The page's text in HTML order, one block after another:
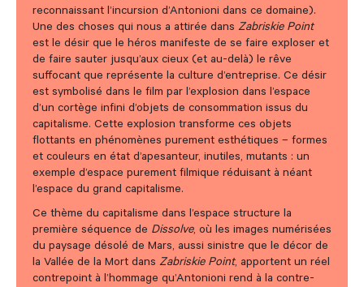
reconnaissant l’incursion d’Antonioni dans ce domaine).
Une des choses qui nous a attirée dans Zabriskie Point
est le désir que le héros manifeste de se faire exploser et
de faire sauter jusqu’aux cieux (et au-delà) le rêve
suffocant que représente la culture d’entreprise. Ce désir
est symbolisé dans le film par l’explosion dans l’espace
d’un cortège infini d’objets de consommation issus du
capitalisme. Cette explosion transforme ces objets
flottants en phénomènes purement esthétiques – formes
et couleurs en état d’apesanteur, inutiles, mutants : un
exemple d’espace purement filmique réduisant à néant
l’espace du grand capitalisme.
Ce thème du capitalisme dans l’espace structure la
première séquence de Dissolve, où les images numérisées
du paysage désolé de Mars, aussi sinistre que le décor de
la Vallée de la Mort dans Zabriskie Point, apportent un réel
contrepoint à l’hommage qu’Antonioni rend à la contre-